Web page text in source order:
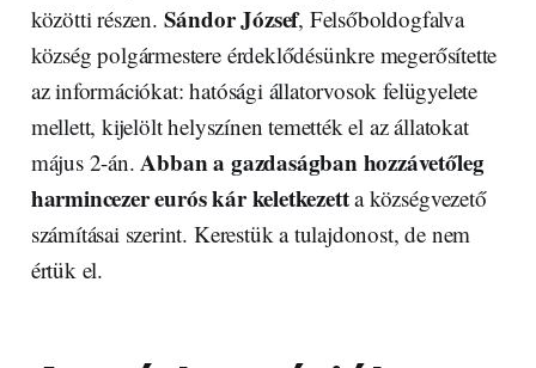
közötti részen. Sándor József, Felsőboldogfalva
község polgármestere érdeklődésünkre megerősítette
az információkat: hatósági állatorvosok felügyelete
mellett, kijelölt helyszínen temették el az állatokat
május 2-án.Abban a gazdaságban hozzávetőleg
harmincezer eurós kár keletkezetta községvezető
számításai szerint. Kerestük a tulajdonost, de nem
értük el.